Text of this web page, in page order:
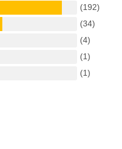
(192)
(34)
(4)
(1)
(1)